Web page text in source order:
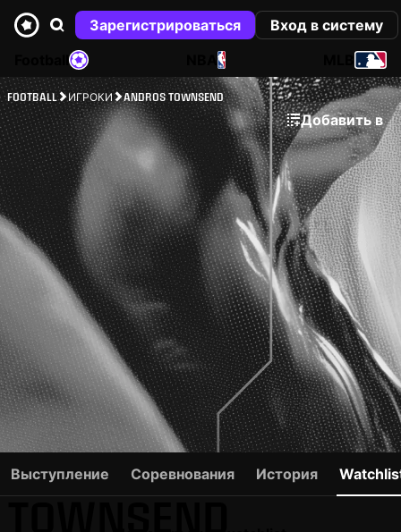
Зарегистрироваться
Вход в систему
NBA
FOOTBALL ИГРОКИ ANDROS TOWNSEND
Добавить в
ANDROS
Выступление Соревнования История